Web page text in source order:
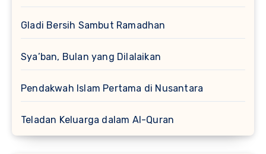
Gladi Bersih Sambut Ramadhan
Sya’ban, Bulan yang Dilalaikan
Pendakwah Islam Pertama di Nusantara
Teladan Keluarga dalam Al-Quran